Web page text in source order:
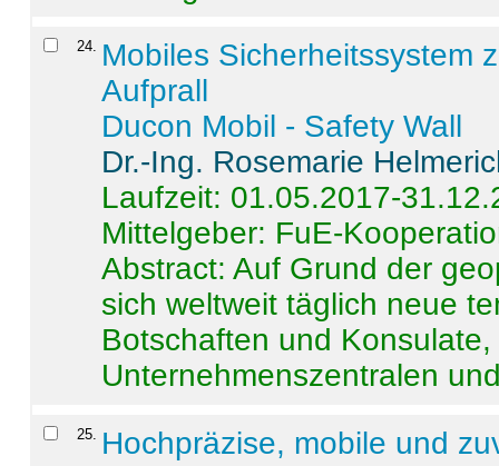
24. Mobiles Sicherheitssystem
Aufprall
Ducon Mobil - Safety Wall
Dr.-Ing. Rosemarie
Laufzeit: 01.05.2017-
Mittelgeber: FuE-
Abstract:Auf Grund der
sich weltweit täglich neue
Botschaften und
Unternehmenszentralen
25. Hochpräzise, mobile und